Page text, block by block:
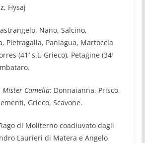
Hysaj
Nano, Salcino,
Pietragalla, Paniagua, Martoccia
(41′ s.t. Grieco), Petagine (34′
Mister Camelia: Donnaianna, Prisco,
Grieco, Scavone.
di Moliterno coadiuvato dagli
Laurieri di Matera e Angelo